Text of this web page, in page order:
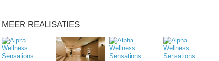
MEER REALISATIES